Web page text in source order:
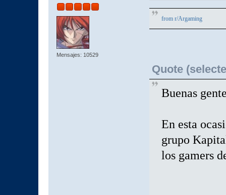
Mensajes: 10529
from r/Argaming
Quote
Buenas
En esta
grupo
los gamers